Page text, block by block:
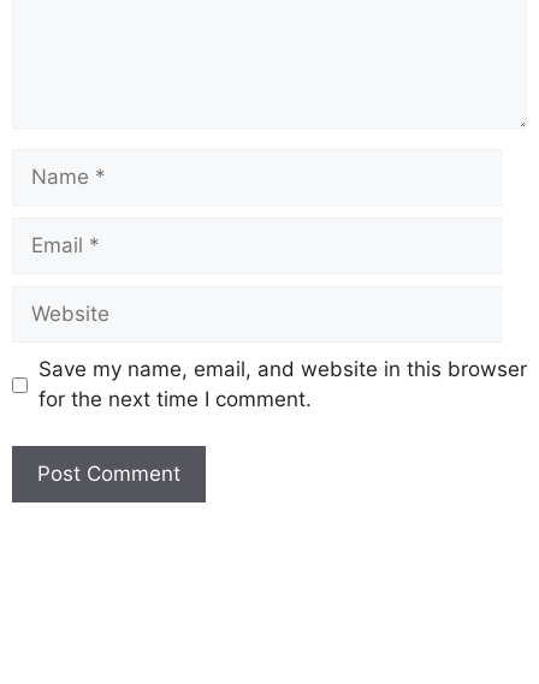
Save my name, email, and website in this browser
for the next time I comment.